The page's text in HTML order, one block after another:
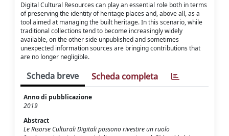
Digital Cultural Resources can play an essential role both in terms
of preserving the identity of heritage places and, above all, as a
tool aimed at managing the built heritage. In this scenario, while
traditional collections tend to become increasingly widely
available, on the other side unpublished and sometimes
unexpected information sources are bringing contributions that
are no longer negligible.
Scheda breve Scheda completa
Anno di pubblicazione
2019
Abstract
Le Risorse Culturali Digitali possono rivestire un ruolo